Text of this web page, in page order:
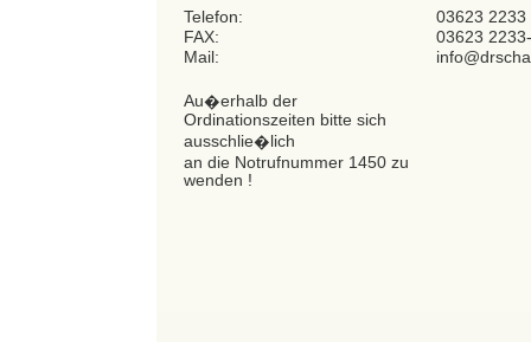
Telefon:
03623 2233
FAX:
03623
Mail:
Au�erhalb der
Ordinationszeiten bitte sich
ausschlie�lich
an die Notrufnummer 1450 zu
wenden !